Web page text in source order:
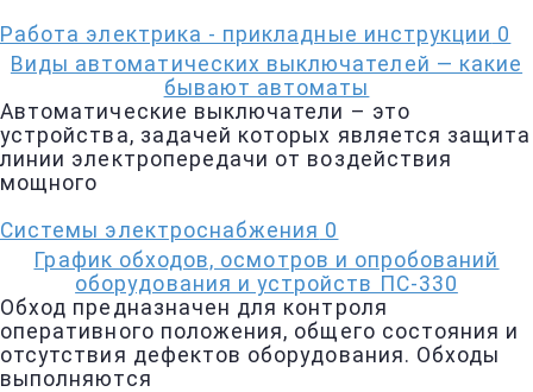
Работа электрика - прикладные инструкции 0
Виды автоматических выключателей — какие
бывают автоматы
Автоматические выключатели – это
устройства, задачей которых является защита
линии электропередачи от воздействия
мощного
Системы электроснабжения 0
График обходов, осмотров и опробований
оборудования и устройств ПС-330
Обход предназначен для контроля
оперативного положения, общего состояния и
отсутствия дефектов оборудования. Обходы
выполняются